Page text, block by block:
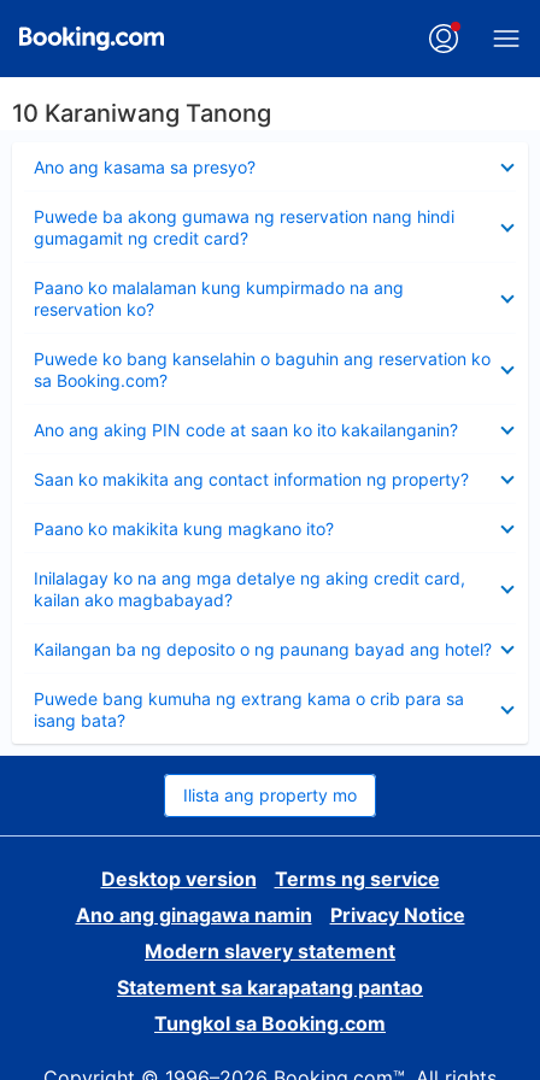
10 Karaniwang Tanong
Ano ang kasama sa presyo?
ang
Puwede ba akong gumawa ng reservation nang hindi
gumagamit ng credit card?
ang
sagot
Paano ko malalaman kung kumpirmado na ang
reservation ko?
ang
sagot
Puwede ko bang kanselahin o baguhin ang reservation ko
sa Booking.com?
ang
sagot
Ano ang aking PIN code at saan ko ito kakailanganin?
ang
Saan ko makikita ang contact information ng property?
ang
Paano ko makikita kung magkano ito?
ang
Inilalagay ko na ang mga detalye ng aking credit card,
kailan ako magbabayad?
ang
sagot
Kailangan ba ng deposito o ng paunang bayad ang hotel?
ang
Puwede bang kumuha ng extrang kama o crib para sa
isang bata?
ang
sagot
Ilista ang property mo
Desktop version
Terms ng service
Ano ang ginagawa namin
Privacy Notice
Modern slavery statement
Statement sa karapatang pantao
Tungkol sa Booking.com